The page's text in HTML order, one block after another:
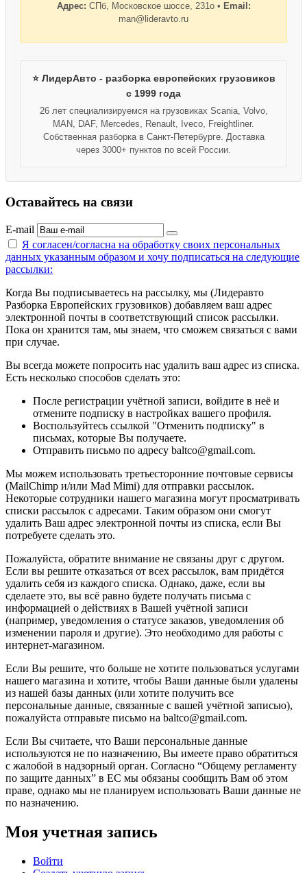
Адрес: СПб, Московское шоссе, 231о • Email:
man@lideravto.ru
⭐ ЛидерАвто - разборка европейских грузовиков
с 1999 года
26 лет специализируемся на грузовиках Scania, Volvo,
MAN, DAF, Mercedes, Renault, Iveco, Freightliner.
Собственная разборка в Санкт-Петербурге. Доставка
через 3000+ пунктов по всей России.
Оставайтесь на связи
E-mail
Я согласен/согласна на обработку своих персональных
данных указанным образом и хочу подписаться на следующие
рассылки:
Когда Вы подписываетесь на рассылку, мы (Лидеравто
Разборка Европейских грузовиков) добавляем ваш адрес
электронной почты в соответствующий список рассылки.
Пока он хранится там, мы знаем, что сможем связаться с вами
при случае.
Вы всегда можете попросить нас удалить ваш адрес из списка.
Есть несколько способов сделать это:
После регистрации учётной записи, войдите в неё и
отмените подписку в настройках вашего профиля.
Воспользуйтесь ссылкой "Отменить подписку" в
письмах, которые Вы получаете.
Отправить письмо по адресу baltco@gmail.com.
Мы можем использовать третьесторонние почтовые сервисы
(MailChimp и/или Mad Mimi) для отправки рассылок.
Некоторые сотрудники нашего магазина могут просматривать
списки рассылок с адресами. Таким образом они смогут
удалить Ваш адрес электронной почты из списка, если Вы
потребуете сделать это.
Пожалуйста, обратите внимание не связаны друг с другом.
Если вы решите отказаться от всех рассылок, вам придётся
удалить себя из каждого списка. Однако, даже, если вы
сделаете это, вы всё равно будете получать письма с
информацией о действиях в Вашей учётной записи
(например, уведомления о статусе заказов, уведомления об
изменении пароля и другие). Это необходимо для работы с
интернет-магазином.
Если Вы решите, что больше не хотите пользоваться услугами
нашего магазина и хотите, чтобы Ваши данные были удалены
из нашей базы данных (или хотите получить все
персональные данные, связанные с вашей учётной записью),
пожалуйста отправьте письмо на baltco@gmail.com.
Если Вы считаете, что Ваши персональные данные
используются не по назначению, Вы имеете право обратиться
с жалобой в надзорный орган. Согласно “Общему регламенту
по защите данных” в ЕС мы обязаны сообщить Вам об этом
праве, однако мы не планируем использовать Ваши данные не
по назначению.
Моя учетная запись
Войти